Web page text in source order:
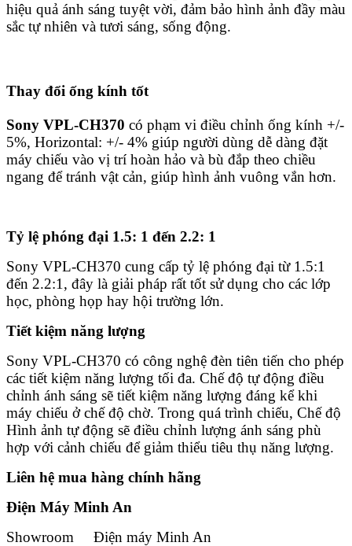
hiệu quả ánh sáng tuyệt vời, đảm bảo hình ảnh đầy màu
sắc tự nhiên và tươi sáng, sống động.
Thay đổi ống kính tốt
Sony VPL-CH370 có phạm vi điều chỉnh ống kính +/-
5%, Horizontal: +/- 4% giúp người dùng dễ dàng đặt
máy chiếu vào vị trí hoàn hảo và bù đắp theo chiều
ngang để tránh vật cản, giúp hình ảnh vuông vắn hơn.
Tỷ lệ phóng đại 1.5: 1 đến 2.2: 1
Sony VPL-CH370 cung cấp tỷ lệ phóng đại từ 1.5:1
đến 2.2:1, đây là giải pháp rất tốt sử dụng cho các lớp
học, phòng họp hay hội trường lớn.
Tiết kiệm năng lượng
Sony VPL-CH370 có công nghệ đèn tiên tiến cho phép
các tiết kiệm năng lượng tối đa. Chế độ tự động điều
chỉnh ánh sáng sẽ tiết kiệm năng lượng đáng kể khi
máy chiếu ở chế độ chờ. Trong quá trình chiếu, Chế độ
Hình ảnh tự động sẽ điều chỉnh lượng ánh sáng phù
hợp với cảnh chiếu để giảm thiểu tiêu thụ năng lượng.
Liên hệ mua hàng chính hãng
Điện Máy Minh An
Showroom Điện máy Minh An